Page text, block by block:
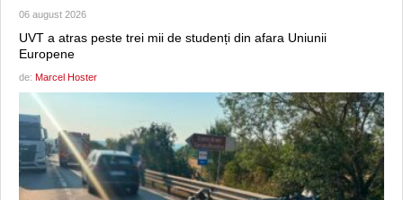
06 august 2026
UVT a atras peste trei mii de studenți din afara Uniunii
Europene
de: Marcel Hoster